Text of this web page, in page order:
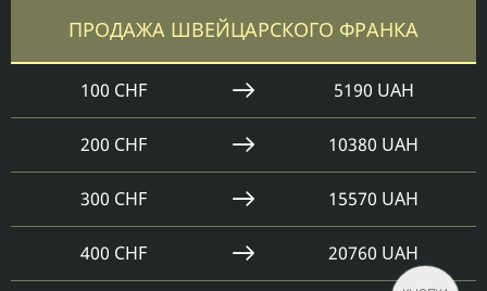
ПРОДАЖА ШВЕЙЦАРСКОГО ФРАНКА
100 CHF 5190 UAH
200 CHF 10380 UAH
300 CHF 15570 UAH
400 CHF 20760 UAH